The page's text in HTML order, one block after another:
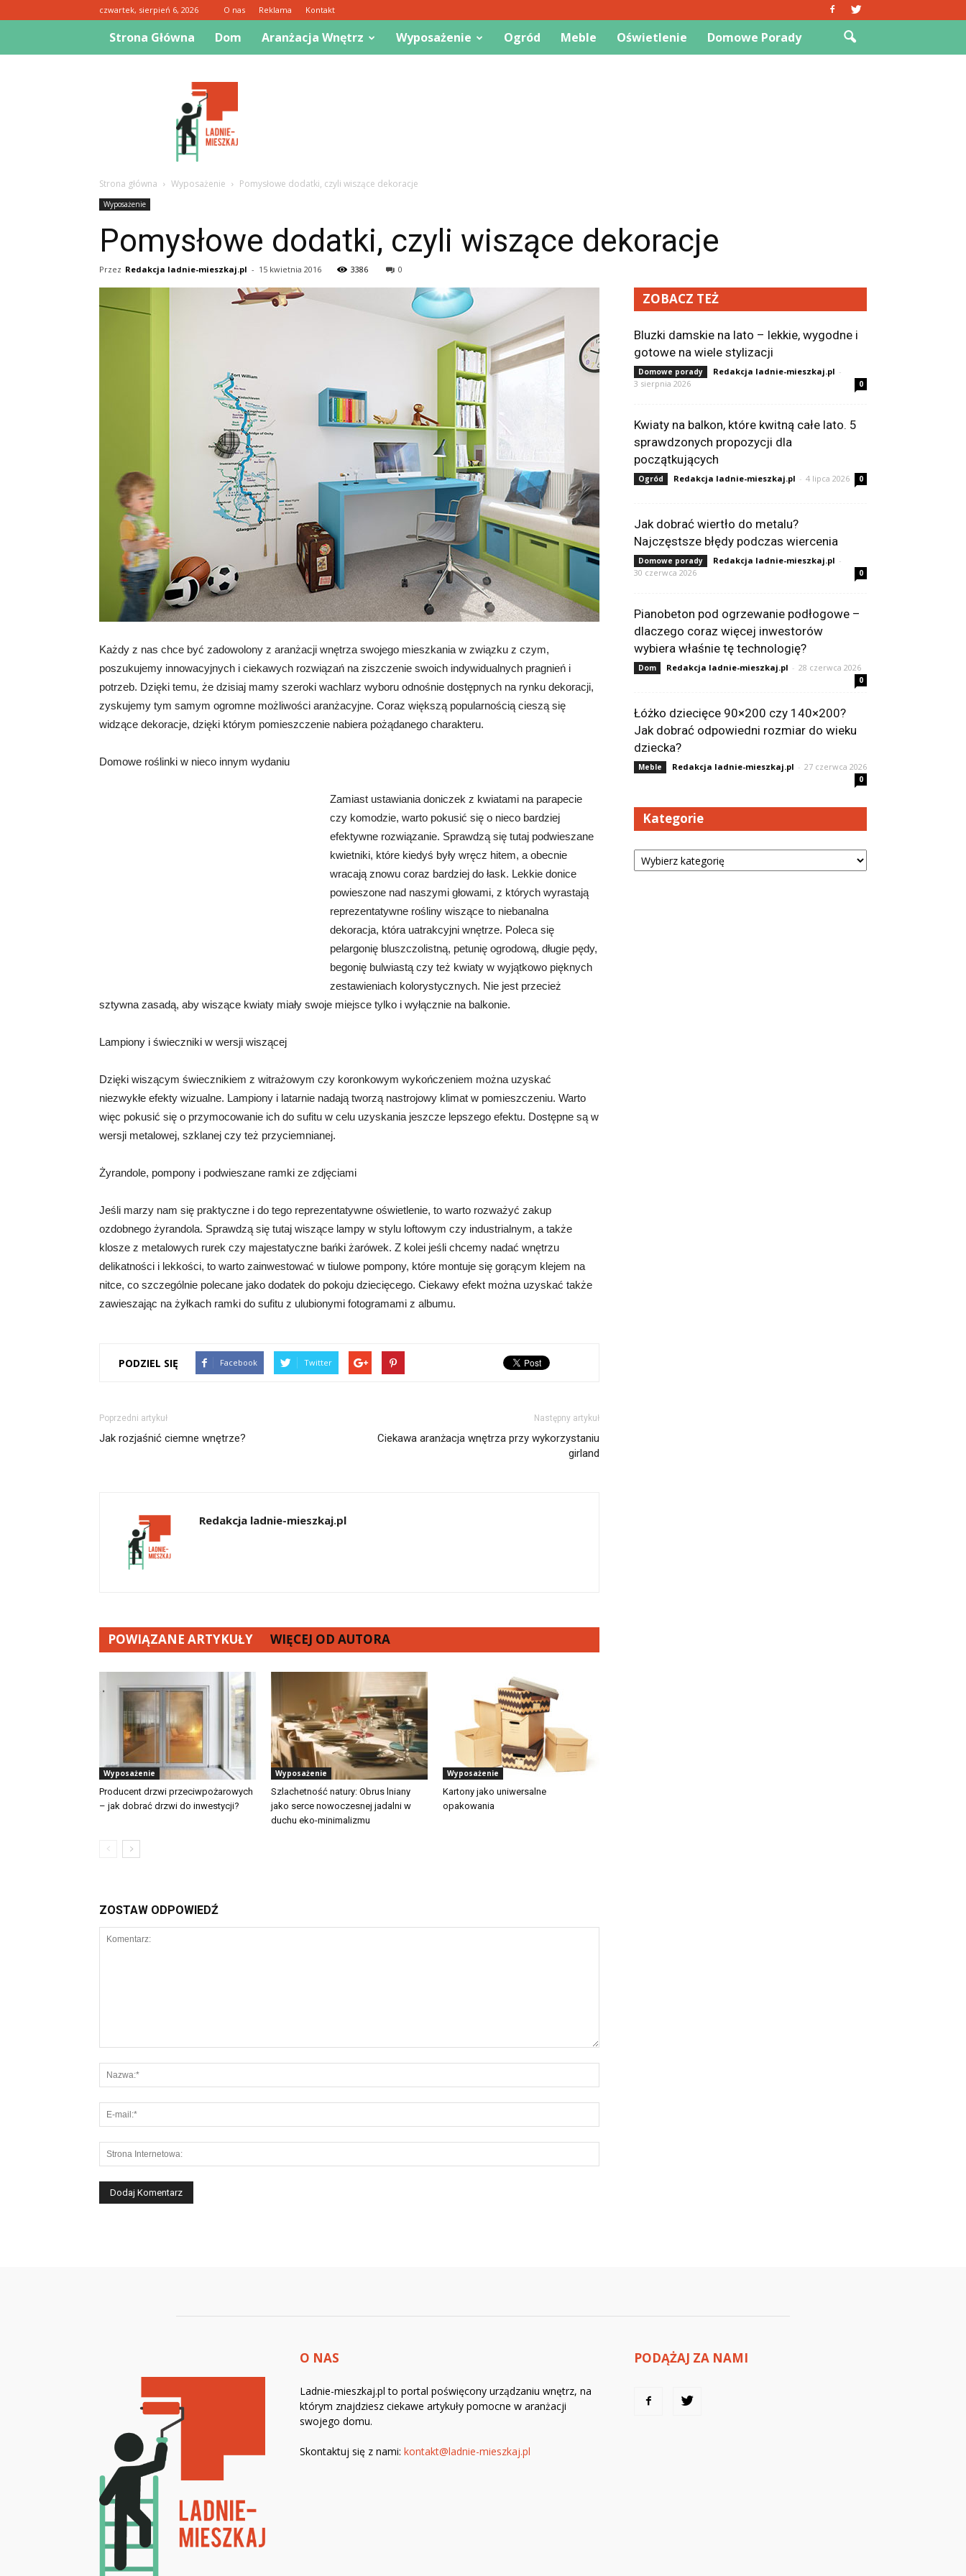
czwartek, sierpień 6, 2026 O nas Reklama Kontakt
Strona Główna Dom Aranżacja Wnętrz Wyposażenie Ogród Meble Oświetlenie Domowe Porady
Strona główna Wyposażenie Pomysłowe dodatki, czyli wiszące dekoracje
Wyposażenie
Pomysłowe dodatki, czyli wiszące dekoracje
Przez Redakcja ladnie-mieszkaj.pl - 15 kwietnia 2016 3386 0
Każdy z nas chce być zadowolony z aranżacji wnętrza swojego mieszkania w związku z czym,
poszukujemy innowacyjnych i ciekawych rozwiązań na ziszczenie swoich indywidualnych pragnień i
potrzeb. Dzięki temu, że dzisiaj mamy szeroki wachlarz wyboru odnośnie dostępnych na rynku dekoracji,
zyskujemy tym samym ogromne możliwości aranżacyjne. Coraz większą popularnością cieszą się
widzące dekoracje, dzięki którym pomieszczenie nabiera pożądanego charakteru.
Domowe roślinki w nieco innym wydaniu
Zamiast ustawiania doniczek z kwiatami na parapecie
czy komodzie, warto pokusić się o nieco bardziej
efektywne rozwiązanie. Sprawdzą się tutaj podwieszane
kwietniki, które kiedyś były wręcz hitem, a obecnie
wracają znowu coraz bardziej do łask. Lekkie donice
powieszone nad naszymi głowami, z których wyrastają
reprezentatywne rośliny wiszące to niebanalna
dekoracja, która uatrakcyjni wnętrze. Poleca się
pelargonię bluszczolistną, petunię ogrodową, długie pędy,
begonię bulwiastą czy też kwiaty w wyjątkowo pięknych
zestawieniach kolorystycznych. Nie jest przecież
sztywna zasadą, aby wiszące kwiaty miały swoje miejsce tylko i wyłącznie na balkonie.
Lampiony i świeczniki w wersji wiszącej
Dzięki wiszącym świecznikiem z witrażowym czy koronkowym wykończeniem można uzyskać
niezwykłe efekty wizualne. Lampiony i latarnie nadają tworzą nastrojowy klimat w pomieszczeniu. Warto
więc pokusić się o przymocowanie ich do sufitu w celu uzyskania jeszcze lepszego efektu. Dostępne są w
wersji metalowej, szklanej czy też przyciemnianej.
Żyrandole, pompony i podwieszane ramki ze zdjęciami
Jeśli marzy nam się praktyczne i do tego reprezentatywne oświetlenie, to warto rozważyć zakup
ozdobnego żyrandola. Sprawdzą się tutaj wiszące lampy w stylu loftowym czy industrialnym, a także
klosze z metalowych rurek czy majestatyczne bańki żarówek. Z kolei jeśli chcemy nadać wnętrzu
delikatności i lekkości, to warto zainwestować w tiulowe pompony, które montuje się gorącym klejem na
nitce, co szczególnie polecane jako dodatek do pokoju dziecięcego. Ciekawy efekt można uzyskać także
zawieszając na żyłkach ramki do sufitu z ulubionymi fotogramami z albumu.
PODZIEL SIĘ Facebook Twitter
Poprzedni artykuł
Jak rozjaśnić ciemne wnętrze?
Następny artykuł
Ciekawa aranżacja wnętrza przy wykorzystaniu
girland
Redakcja ladnie-mieszkaj.pl
POWIĄZANE ARTYKUŁY WIĘCEJ OD AUTORA
Wyposażenie
Producent drzwi przeciwpożarowych
– jak dobrać drzwi do inwestycji?
Wyposażenie
Szlachetność natury: Obrus lniany
jako serce nowoczesnej jadalni w
duchu eko-minimalizmu
Wyposażenie
Kartony jako uniwersalne
opakowania
ZOSTAW ODPOWIEDŹ
ZOBACZ TEŻ
Bluzki damskie na lato – lekkie, wygodne i
gotowe na wiele stylizacji
Domowe porady Redakcja ladnie-mieszkaj.pl -
3 sierpnia 2026
0
Kwiaty na balkon, które kwitną całe lato. 5
sprawdzonych propozycji dla
początkujących
Ogród Redakcja ladnie-mieszkaj.pl - 4 lipca 2026 0
Jak dobrać wiertło do metalu?
Najczęstsze błędy podczas wiercenia
Domowe porady Redakcja ladnie-mieszkaj.pl -
30 czerwca 2026
0
Pianobeton pod ogrzewanie podłogowe –
dlaczego coraz więcej inwestorów
wybiera właśnie tę technologię?
Dom Redakcja ladnie-mieszkaj.pl - 28 czerwca 2026
0
Łóżko dziecięce 90×200 czy 140×200?
Jak dobrać odpowiedni rozmiar do wieku
dziecka?
Meble Redakcja ladnie-mieszkaj.pl - 27 czerwca 2026
0
Kategorie
Kategorie
O NAS
Ladnie-mieszkaj.pl to portal poświęcony urządzaniu wnętrz, na
którym znajdziesz ciekawe artykuły pomocne w aranżacji
swojego domu.
Skontaktuj się z nami: kontakt@ladnie-mieszkaj.pl
PODĄŻAJ ZA NAMI